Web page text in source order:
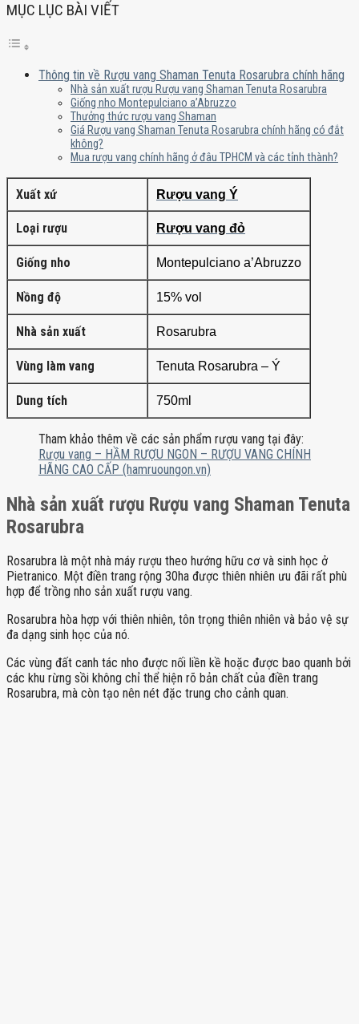
MỤC LỤC BÀI VIẾT
Thông tin về Rượu vang Shaman Tenuta Rosarubra chính hãng
Nhà sản xuất rượu Rượu vang Shaman Tenuta Rosarubra
Giống nho Montepulciano a’Abruzzo
Thưởng thức rượu vang Shaman
Giá Rượu vang Shaman Tenuta Rosarubra chính hãng có đắt
không?
Mua rượu vang chính hãng ở đâu TPHCM và các tỉnh thành?
Xuất xứ Rượu vang Ý
Loại rượu Rượu vang đỏ
Giống nho Montepulciano a’Abruzzo
Nồng độ 15% vol
Nhà sản xuất Rosarubra
Vùng làm vang Tenuta Rosarubra – Ý
Dung tích 750ml
Tham khảo thêm về các sản phẩm rượu vang tại đây:
Rượu vang – HẦM RƯỢU NGON – RƯỢU VANG CHÍNH
HÃNG CAO CẤP (hamruoungon.vn)
Nhà sản xuất rượu Rượu vang Shaman Tenuta
Rosarubra
Rosarubra là một nhà máy rượu theo hướng hữu cơ và sinh học ở
Pietranico. Một điền trang rộng 30ha được thiên nhiên ưu đãi rất phù
hợp để trồng nho sản xuất rượu vang.
Rosarubra hòa hợp với thiên nhiên, tôn trọng thiên nhiên và bảo vệ sự
đa dạng sinh học của nó.
Các vùng đất canh tác nho được nối liền kề hoặc được bao quanh bởi
các khu rừng sồi không chỉ thể hiện rõ bản chất của điền trang
Rosarubra, mà còn tạo nên nét đặc trung cho cảnh quan.